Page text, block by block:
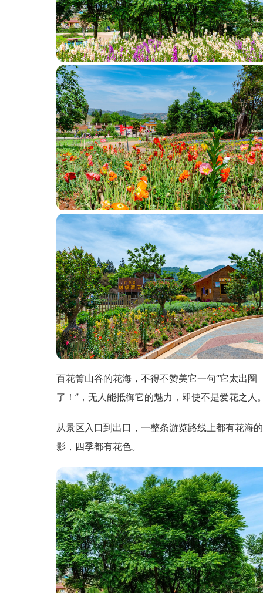
百花箐山谷的花海，不得不赞美它一句“它太出圈
了！”，无人能抵御它的魅力，即使不是爱花之人
从景区入口到出口，一整条游览路线上都有花海
影，四季都有花色。